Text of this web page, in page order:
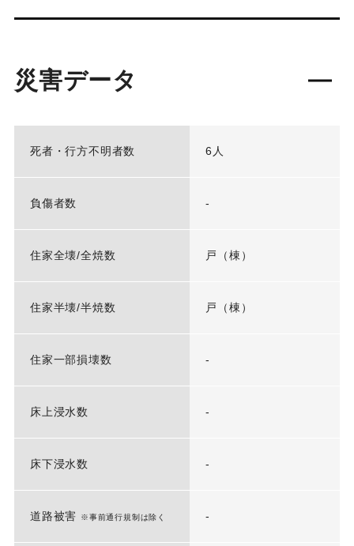
災害データ
死者・行方不明者数 6人
負傷者数 -
住家全壊/全焼数 戸（棟）
住家半壊/半焼数 戸（棟）
住家一部損壊数 -
床上浸水数 -
床下浸水数 -
道路被害 ※事前通行規制は除く -